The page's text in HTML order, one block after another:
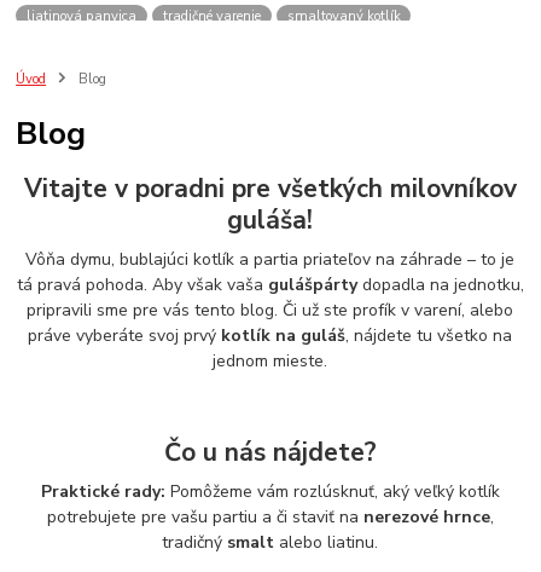
liatinová panvica
tradičné varenie
smaltovaný kotlík
akcie
spoločenské akcie
rental
varenie gulášu
požičovňa hrncov nerezový hrniec 30l
oslava
výber kotlíka
Úvod Blog
Blog
Vitajte v poradni pre všetkých milovníkov
guláša!
Vôňa dymu, bublajúci kotlík a partia priateľov na záhrade – to je
tá pravá pohoda. Aby však vaša gulášpártydopadla na jednotku,
pripravili sme pre vás tento blog. Či už ste profík v varení, alebo
práve vyberáte svoj prvý kotlík na guláš, nájdete tu všetko na
jednom mieste.
Čo u nás nájdete?
Praktické rady: Pomôžeme vám rozlúsknuť, aký veľký kotlík
potrebujete pre vašu partiu a či staviť na nerezové hrnce,
tradičný smalt alebo liatinu.